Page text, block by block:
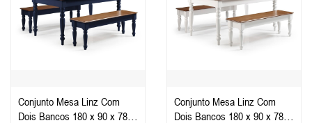
Conjunto Mesa Linz Com
Dois Bancos 180 x 90 x 78
Conjunto Mesa Linz Com
Dois Bancos 180 x 90 x 78